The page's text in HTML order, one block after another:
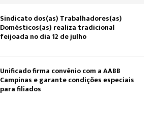
Sindicato dos(as) Trabalhadores(as)
Domésticos(as) realiza tradicional
feijoada no dia 12 de julho
Unificado firma convênio com a AABB
Campinas e garante condições especiais
para filiados